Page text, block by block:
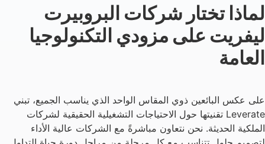
لماذا تختار شركات البروبيرت
ليفريت على مزودي التكنولوجيا
العامة
على عكس البائعين ذوي المقاس الواحد الذي يناسب الجميع، تبني
Leverate تقنيتها حول الاحتياجات التشغيلية الحقيقية لشركات
الملكية الحديثة. نحن نتعاون مباشرةً مع الشركات عالية الأداء